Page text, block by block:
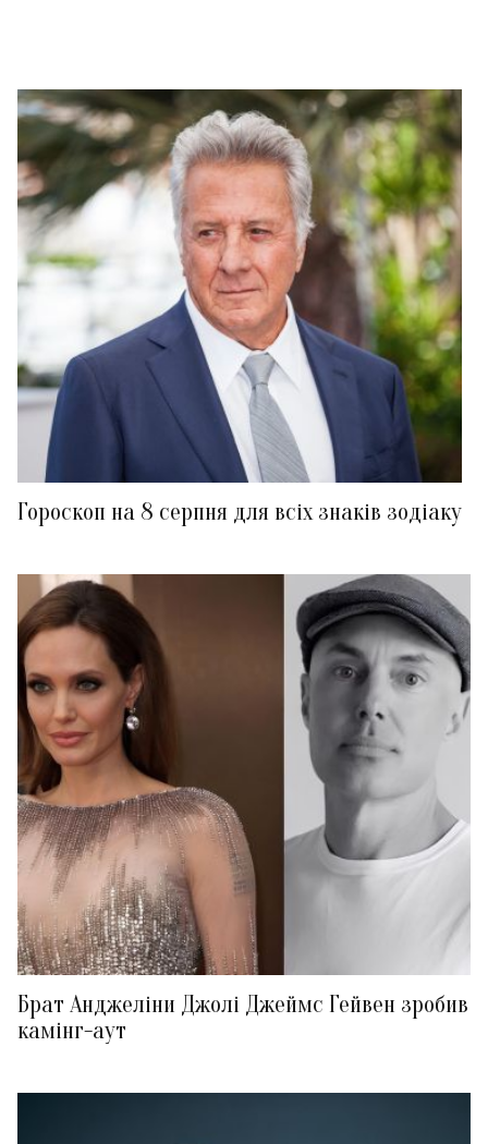
Гороскоп на 8 серпня для всіх знаків зодіаку
Брат Анджеліни Джолі Джеймс Гейвен зробив
камінг-аут